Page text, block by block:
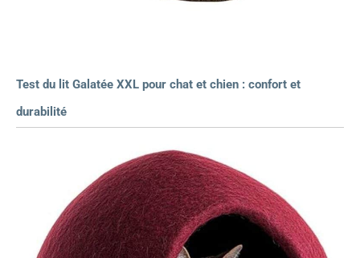
Test du lit Galatée XXL pour chat et chien : confort et
durabilité